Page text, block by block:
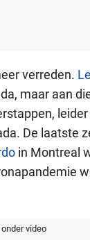
verreden.
maar aan
De laatste
in Montreal
video